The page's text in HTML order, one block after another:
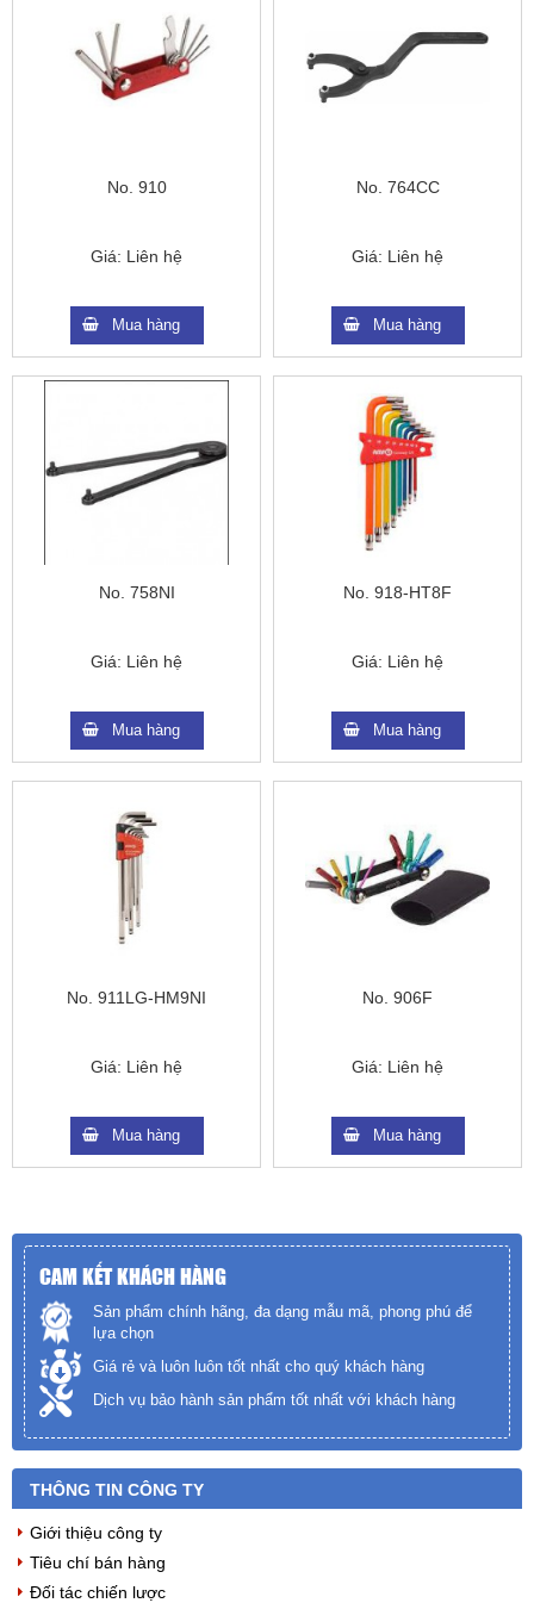
No. 910
Giá: Liên hệ
Mua hàng
No. 764CC
Giá: Liên hệ
Mua hàng
No. 758NI
Giá: Liên hệ
Mua hàng
No. 918-HT8F
Giá: Liên hệ
Mua hàng
No. 911LG-HM9NI
Giá: Liên hệ
Mua hàng
No. 906F
Giá: Liên hệ
Mua hàng
CAM KẾT KHÁCH HÀNG
Sản phẩm chính hãng, đa dạng mẫu mã, phong phú để
lựa chọn
Giá rẻ và luôn luôn tốt nhất cho quý khách hàng
Dịch vụ bảo hành sản phẩm tốt nhất với khách hàng
THÔNG TIN CÔNG TY
Giới thiệu công ty
Tiêu chí bán hàng
Đối tác chiến lược